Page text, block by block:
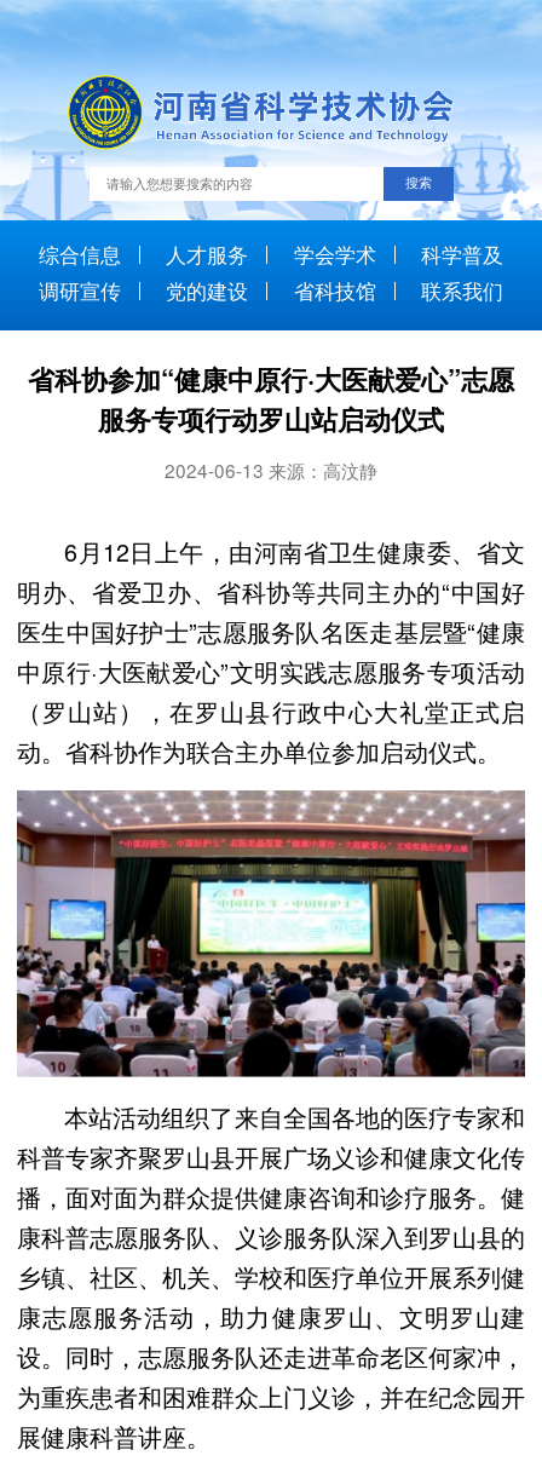
综合信息 人才服务 学会学术
科学普及
调研宣传
党的建设 省科技馆 联系我们
省科协参加“健康中原行·大医献爱心”志愿
服务专项行动罗山站启动仪式
2024-06-13 来源：高汶静
6月12日上午，由河南省卫生健康委、省文
明办、省爱卫办、省科协等共同主办的“中国好
医生中国好护士”志愿服务队名医走基层暨“健康
中原行·大医献爱心”文明实践志愿服务专项活动
（罗山站），在罗山县行政中心大礼堂正式启
动。省科协作为联合主办单位参加启动仪式。
本站活动组织了来自全国各地的医疗专家和
科普专家齐聚罗山县开展广场义诊和健康文化传
播，面对面为群众提供健康咨询和诊疗服务。健
康科普志愿服务队、义诊服务队深入到罗山县的
乡镇、社区、机关、学校和医疗单位开展系列健
康志愿服务活动，助力健康罗山、文明罗山建
设。同时，志愿服务队还走进革命老区何家冲，
为重疾患者和困难群众上门义诊，并在纪念园开
展健康科普讲座。